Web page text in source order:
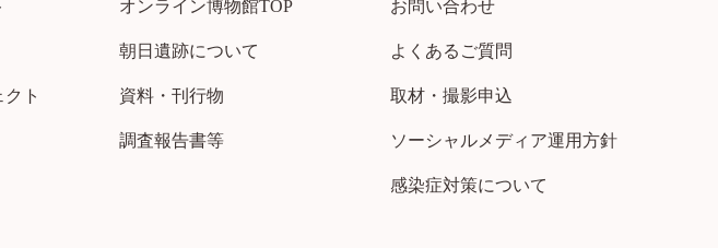
ト
オンライン博物館TOP
朝日遺跡について
資料・刊行物
調査報告書等
お問い合わせ
よくあるご質問
取材・撮影申込
ソーシャルメディア運用方針
感染症対策について